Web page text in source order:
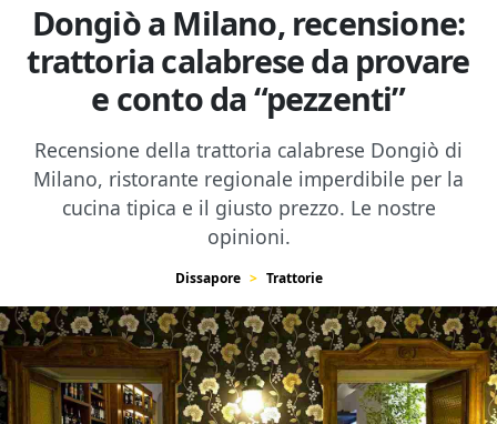
Dongiò a Milano, recensione:
trattoria calabrese da provare
e conto da “pezzenti”
Recensione della trattoria calabrese Dongiò di
Milano, ristorante regionale imperdibile per la
cucina tipica e il giusto prezzo. Le nostre
opinioni.
Dissapore Trattorie